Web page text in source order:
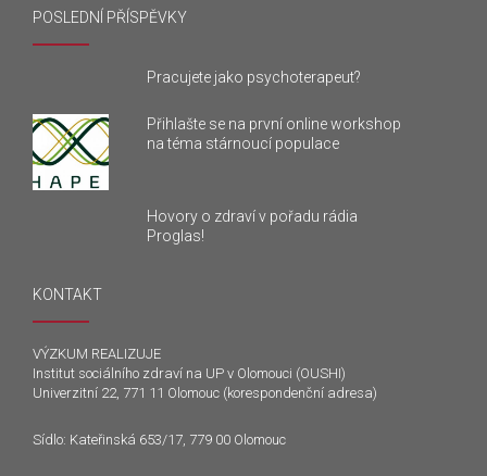
POSLEDNÍ PŘÍSPĚVKY
Pracujete jako psychoterapeut?
Přihlašte se na první online workshop
na téma stárnoucí populace
Hovory o zdraví v pořadu rádia
Proglas!
KONTAKT
VÝZKUM REALIZUJE
Institut sociálního zdraví na UP v Olomouci (OUSHI)
Univerzitní 22, 771 11 Olomouc (korespondenční adresa)
Sídlo: Kateřinská 653/17, 779 00 Olomouc